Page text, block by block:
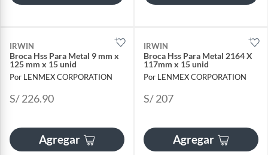
IRWIN
Broca Hss Para Metal 9 mm x
125 mm x 15 unid
Por LENMEX CORPORATION
S/ 226.90
Agregar
IRWIN
Broca Hss Para Metal 2164 X
117mm x 15 unid
Por LENMEX CORPORATION
S/ 207
Agregar